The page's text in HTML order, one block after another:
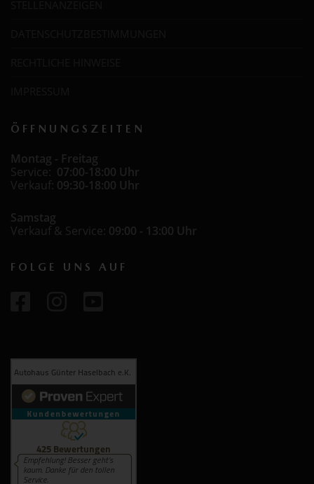
ÖFFNUNGSZEITEN
Montag - Freitag
Service: 07:00-18:00 Uhr
Verkauf: 09:30-18:00 Uhr
Samstag
Verkauf & Service: 09:00 - 13:00 Uhr
FOLGE UNS AUF